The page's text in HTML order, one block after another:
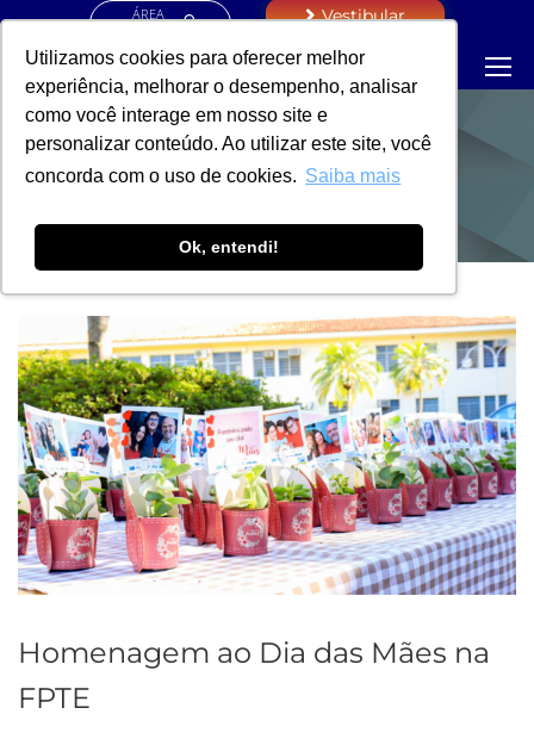
Utilizamos cookies para oferecer melhor
experiência, melhorar o desempenho, analisar
como você interage em nosso site e
personalizar conteúdo. Ao utilizar este site, você
concorda com o uso de cookies. Saiba mais
Ok, entendi!
ÁREA
Vestibular
NOTÍCIAS
Homenagem ao Dia das Mães na
FPTE